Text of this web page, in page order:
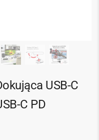
USB-C
C PD